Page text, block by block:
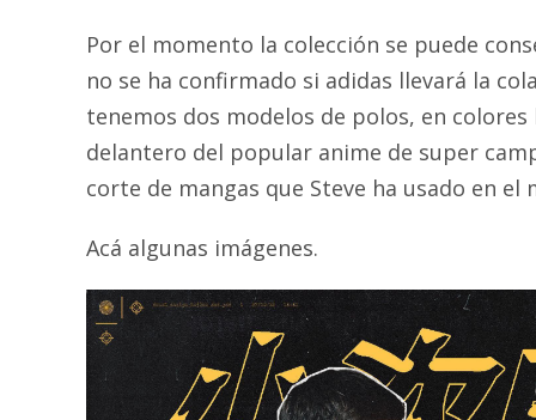
Por el momento la colección se puede
no se ha confirmado si adidas llevará la
tenemos dos modelos de polos, en
delantero del popular anime de super
corte de mangas que Steve ha usado en el
Acá algunas imágenes.